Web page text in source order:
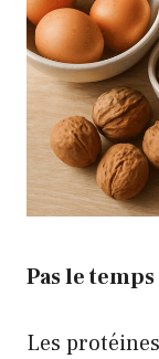
Pas le
Les